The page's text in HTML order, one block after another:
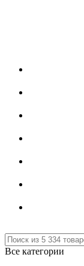
Все категории